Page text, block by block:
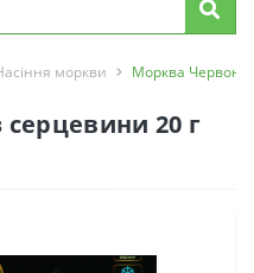
моркви Морква Червона
20 г